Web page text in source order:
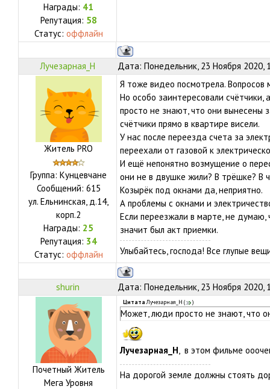
Награды: 41
Репутация: 58
Статус: оффлайн
Лучезарная_Н Дата: Понедельник, 23 Ноября
Житель PRO
Группа: Кунцевчане
Сообщений: 615
ул. Ельнинская, д.14,
корп.2
Награды: 25
Репутация: 34
Статус: оффлайн
Я тоже видео посмотрела. Вопросов
Но особо заинтересовали
просто не знают, что они
счётчики прямо в квартире висели.
У нас после переезда счета за
переехали от газовой к
И ещё непонятно возмущение о
они не в двушке жили? В трёшке? В
Козырёк под окнами да, неприятно.
А проблемы с окнами и
Если переезжали в марте, не думаю,
значит был акт приемки.
Улыбайтесь, господа! Все глупые
shurin Дата: Понедельник, 23 Ноября
Почетный Житель
Мега Уровня
Цитата Лучезарная_Н ( )
Может, люди просто не знают, что
Лучезарная_Н, в этом фильме
На дорогой земле должны стоять